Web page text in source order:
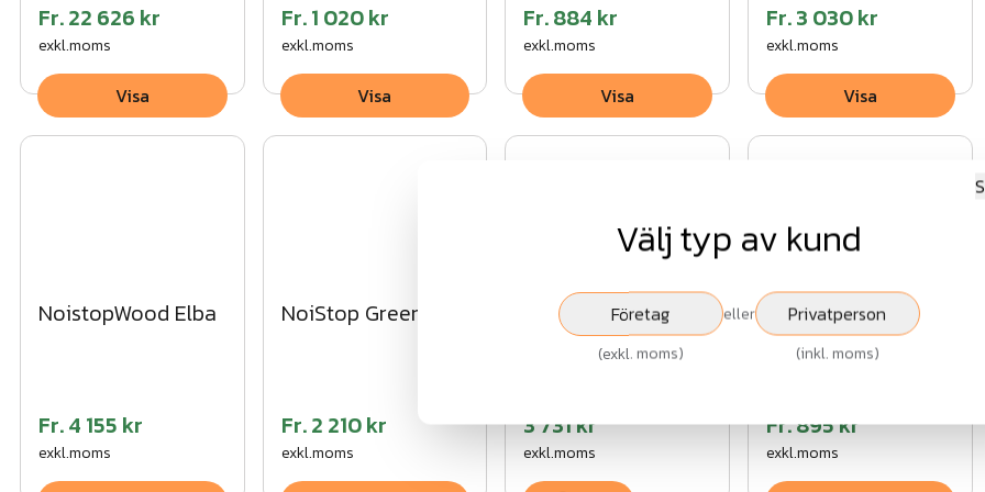
Fr.22 626 kr
exkl.moms
Visa
Fr.1 020 kr
exkl.moms
Visa
Fr.884 kr
exkl.moms
Visa
Fr.3 030 kr
exkl.moms
Visa
NoistopWood Elba
Fr.4 155 kr
exkl.moms
NoiStop Green
Fr.2 210 kr
exkl.moms
NoiStopWood Ibiza
3 731 kr
exkl.moms
Infra ALU
Absorberande/
bullerskärm
Fr.895 kr
exkl.moms
Välj typ av kund
Företag
(exkl. moms)
eller Privatperson
(inkl. moms)